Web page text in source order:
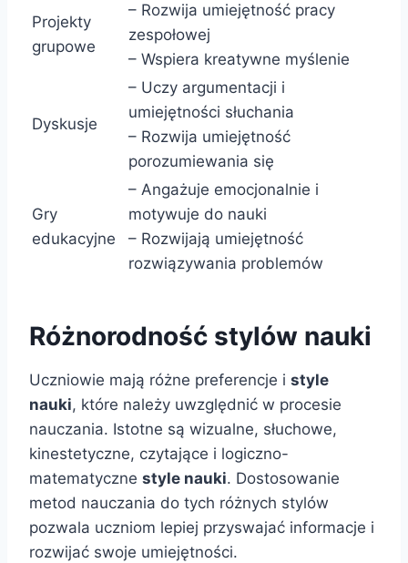
Projekty
grupowe
– Rozwija umiejętność pracy
zespołowej
– Wspiera kreatywne myślenie
Dyskusje
– Uczy argumentacji i
umiejętności słuchania
– Rozwija umiejętność
porozumiewania się
Gry
edukacyjne
– Angażuje emocjonalnie i
motywuje do nauki
– Rozwijają umiejętność
rozwiązywania problemów
Różnorodność stylów nauki
Uczniowie mają różne preferencje i style
nauki, które należy uwzględnić w procesie
nauczania. Istotne są wizualne, słuchowe,
kinestetyczne, czytające i logiczno-
matematyczne style nauki. Dostosowanie
metod nauczania do tych różnych stylów
pozwala uczniom lepiej przyswajać informacje i
rozwijać swoje umiejętności.